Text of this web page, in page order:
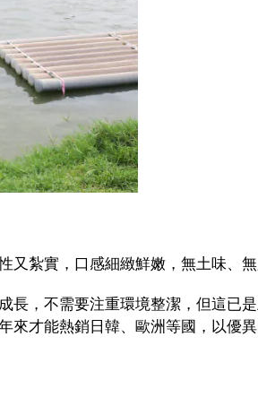
紮實，口感細緻鮮嫩，無土味、無
長，不需要注重環境整潔，但這已
來才能熱銷日韓、歐洲等國，以優